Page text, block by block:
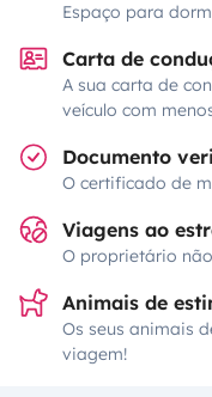
Espaço para
Carta de
A sua carta de
veículo com
Documento
O certificado de
Viagens ao
O proprietário
Animais de
Os seus animais
viagem!